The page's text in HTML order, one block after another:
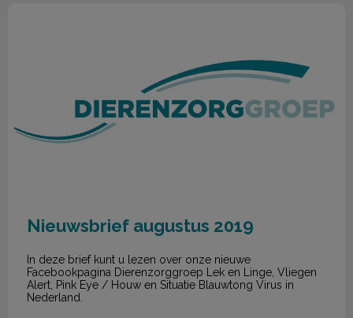
Nieuwsbrief augustus 2019
In deze brief kunt u lezen over onze nieuwe
Facebookpagina Dierenzorggroep Lek en Linge, Vliegen
Alert, Pink Eye / Houw en Situatie Blauwtong Virus in
Nederland.